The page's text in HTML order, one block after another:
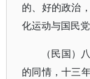
的、好的政治
化运动与国民
（民国）
的同情，十三